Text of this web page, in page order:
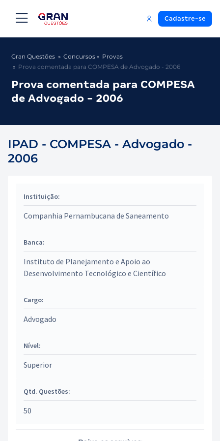
Cadastre-se
Gran Questões Concursos
Provas
Prova comentada para COMPESA de Advogado - 2006
Prova comentada para COMPESA
de Advogado - 2006
IPAD - COMPESA - Advogado -
2006
Instituição:
Companhia Pernambucana de Saneamento
Banca:
Instituto de Planejamento e Apoio ao
Desenvolvimento Tecnológico e Científico
Cargo:
Advogado
Nível:
Superior
Qtd. Questões:
50